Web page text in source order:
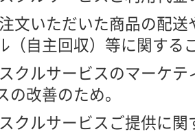
文いただいた商品の配
（自主回収）等に関する
クルサービスのマーケ
の改善のため。
クルサービスご提供に